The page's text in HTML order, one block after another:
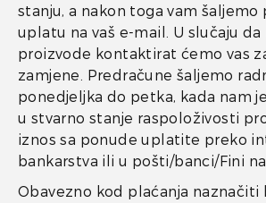
stanju, a nakon toga vam šaljemo
uplatu na vaš e-mail. U slučaju
proizvode kontaktirat ćemo vas
zamjene. Predračune šaljemo
ponedjeljka do petka, kada nam
u stvarno stanje raspoloživosti
iznos sa ponude uplatite preko
bankarstva ili u pošti/banci/Fini
Obavezno kod plaćanja naznačiti